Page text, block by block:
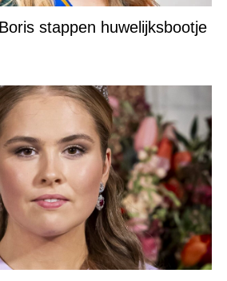
stappen huwelijksbootje